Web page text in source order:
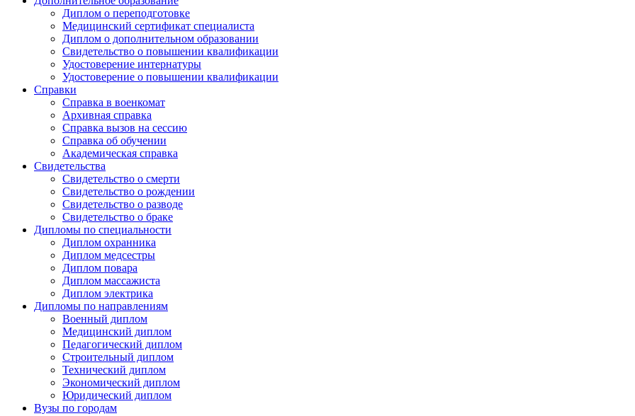
Диплом о переподготовке
Медицинский сертификат специалиста
Диплом о дополнительном образовании
Свидетельство о повышении квалификации
Удостоверение интернатуры
Удостоверение о повышении квалификации
Справки
Справка в военкомат
Архивная справка
Справка вызов на сессию
Справка об обучении
Академическая справка
Свидетельства
Свидетельство о смерти
Свидетельство о рождении
Свидетельство о разводе
Свидетельство о браке
Дипломы по специальности
Диплом охранника
Диплом медсестры
Диплом повара
Диплом массажиста
Диплом электрика
Дипломы по направлениям
Военный диплом
Медицинский диплом
Педагогический диплом
Строительный диплом
Технический диплом
Экономический диплом
Юридический диплом
Вузы по городам